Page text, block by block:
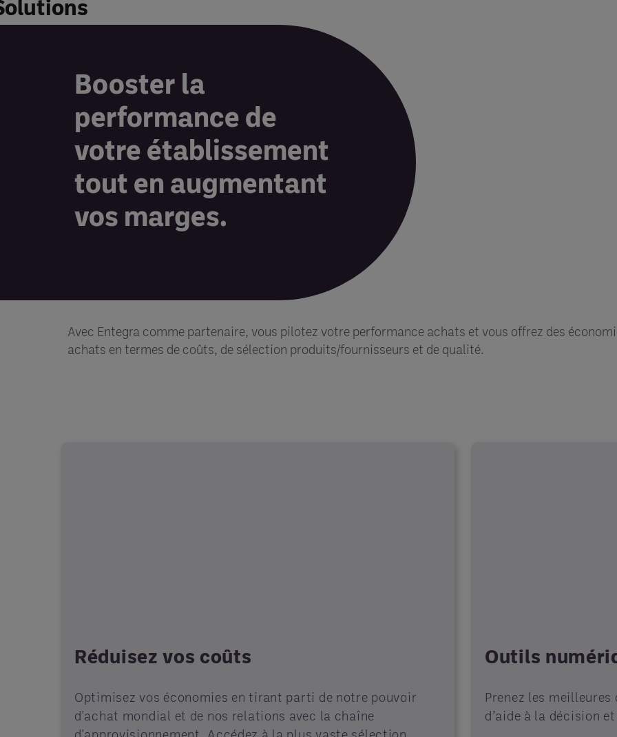
Booster la
performance de
votre établissement
tout en augmentant
vos marges.
Avec Entegra comme partenaire, vous pilotez votre performance achats et vous offrez des
achats en termes de coûts, de sélection produits/fournisseurs et de qualité.
Réduisez vos coûts
Optimisez vos économies en tirant parti de notre pouvoir
d'achat mondial et de nos relations avec la chaîne
Outils
Prenez les
d’aide à la décision